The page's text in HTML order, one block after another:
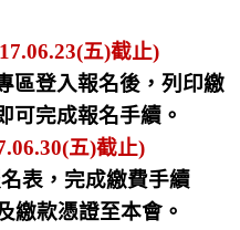
五)截止)
區登入報名後，列印繳
可完成報名手續。
五)截止)
表，完成繳費手續
繳款憑證至本會。